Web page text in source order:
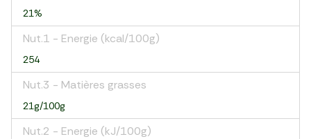
21%
Nut.1 - Energie (kcal/100g)
254
Nut.3 - Matières grasses
21g/100g
Nut.2 - Energie (kJ/100g)